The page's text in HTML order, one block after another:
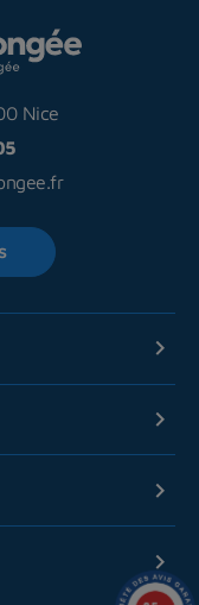
Nice



